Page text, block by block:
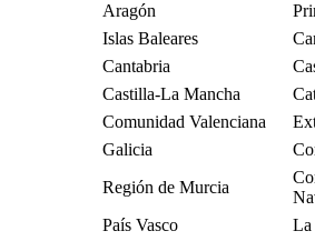
Aragón
Islas Baleares
Cantabria
Castilla-La Mancha
Comunidad Valenciana
Galicia
Región de Murcia
País Vasco
La